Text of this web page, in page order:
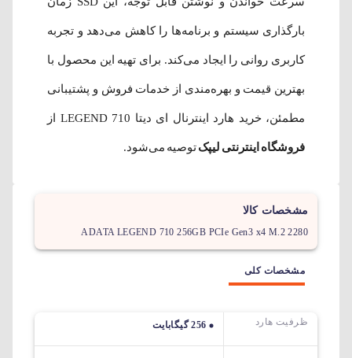
بارگذاری سیستم و برنامه‌ها را کاهش می‌دهد و تجربه
کاربری روانی را ایجاد می‌کند. برای تهیه این محصول با
بهترین قیمت و بهره‌مندی از خدمات فروش و پشتیبانی
مطمئن، خرید هارد اینترنال ای دیتا LEGEND 710 از
فروشگاه اینترنتی لیپکتوصیه می‌شود.
مشخصات کالا
ADATA LEGEND 710 256GB PCIe Gen3 x4 M.2 2280
مشخصات کلی
ظرفیت هارد 256 گیگابایت